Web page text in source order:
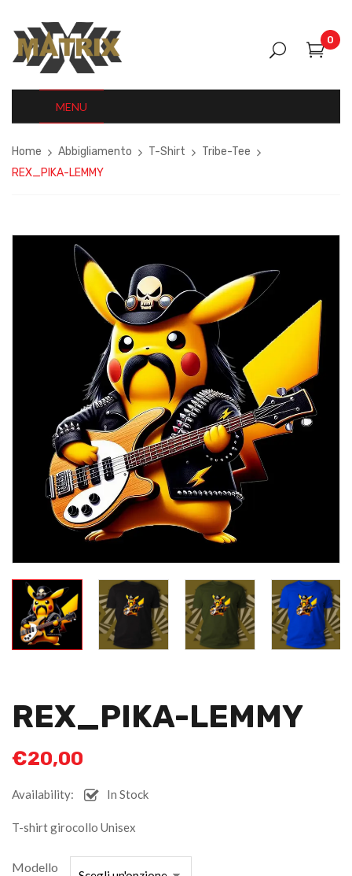
0
MENU
Home Abbigliamento T-Shirt
Tribe-Tee
REX_PIKA-LEMMY
REX_PIKA-LEMMY
€20,00
Availability: In Stock
T-shirt girocollo Unisex
Modello